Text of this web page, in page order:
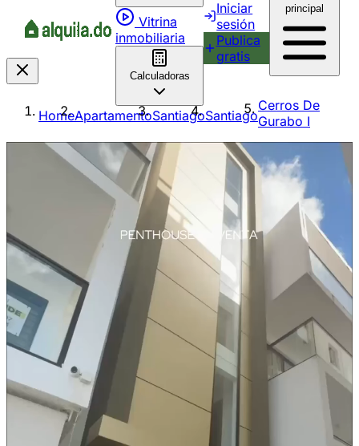
Vitrina
inmobiliaria
Calculadoras
Iniciar
sesión
Publica
gratis
principal
HomeApartamentoSantiagoSantiago
Cerros De
Gurabo I